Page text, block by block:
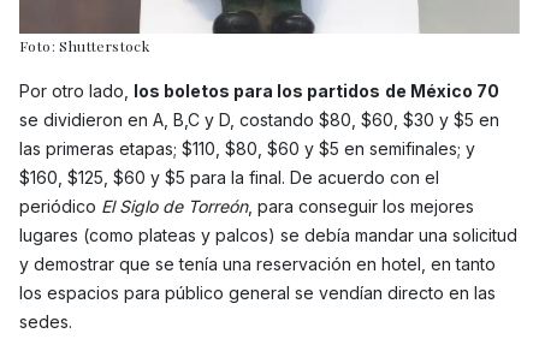
Foto: Shutterstock
Por otro lado, los boletos para los partidos de México 70
se dividieron en A, B,C y D, costando $80, $60, $30 y $5 en
las primeras etapas; $110, $80, $60 y $5 en semifinales; y
$160, $125, $60 y $5 para la final. De acuerdo con el
periódico El Siglo de Torreón, para conseguir los mejores
lugares (como plateas y palcos) se debía mandar una solicitud
y demostrar que se tenía una reservación en hotel, en tanto
los espacios para público general se vendían directo en las
sedes.